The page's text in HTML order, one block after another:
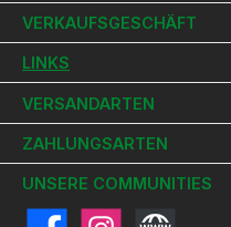
VERKAUFSGESCHÄFT
LINKS
VERSANDARTEN
ZAHLUNGSARTEN
UNSERE COMMUNITIES